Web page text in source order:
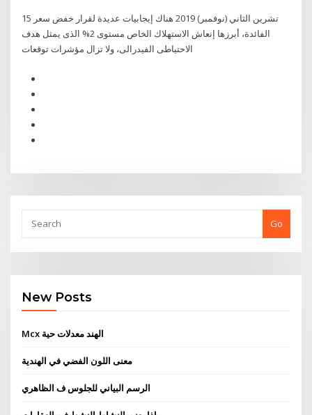
15 تشرين الثاني (نوفمبر) 2019 هناك إيجابيات عديدة لقرار خفض سعر
الفائدة، أبرزها إنعاش الاستهلاك الخاص مستوى 2% الذى يمثل هدف
Go
New Posts
Mcx الهند معدلات حية
معنى اللون الفضي في الهندية
الرسم البياني للجلوس ف الظاهري